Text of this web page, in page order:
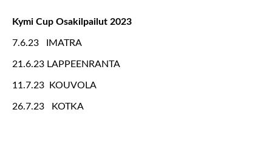
Kymi Cup Osakilpailut 2023
7.6.23 IMATRA
21.6.23 LAPPEENRANTA
11.7.23 KOUVOLA
26.7.23 KOTKA